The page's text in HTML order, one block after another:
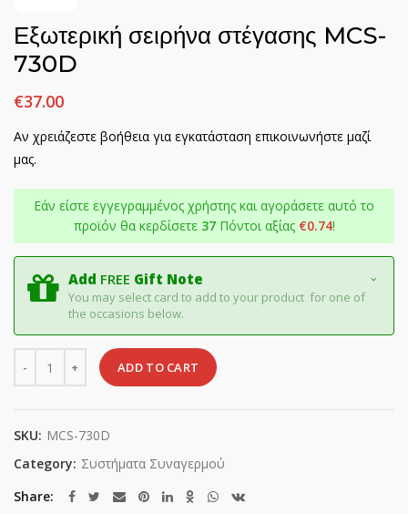
Εξωτερική σειρήνα στέγασης MCS-
730D
€37.00
Αν χρειάζεστε βοήθεια για εγκατάσταση επικοινωνήστε μαζί
μας.
Εάν είστε εγγεγραμμένος χρήστης και αγοράσετε αυτό το
προϊόν θα κερδίσετε 37Πόντοι αξίας €0.74!
Add FREE Gift Note
You may select card to add to your product for one of
the occasions below.
ADD TO CART
SKU: MCS-730D
Category: Συστήματα Συναγερμού
Share